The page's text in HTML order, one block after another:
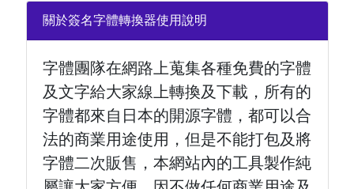
關於簽名字體轉換器使用說明
字體團隊在網路上蒐集各種免費的字體
及文字給大家線上轉換及下載，所有的
字體都來自日本的開源字體，都可以合
法的商業用途使用，但是不能打包及將
字體二次販售，本網站內的工具製作純